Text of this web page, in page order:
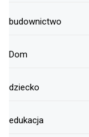
budownictwo
Dom
dziecko
edukacja